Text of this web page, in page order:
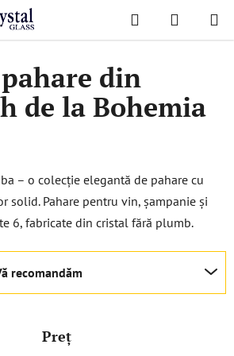
Căutare
DE
Samba
din
de la Bohemia
– o colecție elegantă de pahare cu
solid. Pahare pentru vin, șampanie și
6, fabricate din cristal fără plumb.
recomandăm
Preţ